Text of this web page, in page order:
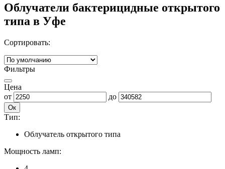
Облучатели бактерицидные открытого
типа в Уфе
Сортировать:
Фильтры
Цена
от
до
Ок
Тип:
Облучатель открытого типа
Мощность ламп: